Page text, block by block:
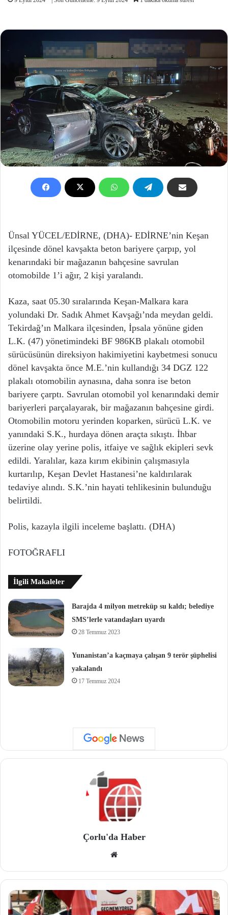
Ünsal YÜCEL/EDİRNE, (DHA)- EDİRNE’nin Keşan
ilçesinde dönel kavşakta beton bariyere çarpıp, yol
kenarındaki bir mağazanın bahçesine savrulan
otomobilde 1’i ağır, 2 kişi yaralandı.
Kaza, saat 05.30 sıralarında Keşan-Malkara kara
yolundaki Dr. Sadık Ahmet Kavşağı’nda meydan geldi.
Tekirdağ’ın Malkara ilçesinden, İpsala yönüne giden
L.K. (47) yönetimindeki BF 986KB plakalı otomobil
sürücüsünün direksiyon hakimiyetini kaybetmesi sonucu
dönel kavşakta önce M.E.’nin kullandığı 34 DGZ 122
plakalı otomobilin aynasına, daha sonra ise beton
bariyere çarptı. Savrulan otomobil yol kenarındaki demir
bariyerleri parçalayarak, bir mağazanın bahçesine girdi.
Otomobilin motoru yerinden koparken, sürücü L.K. ve
yanındaki S.K., hurdaya dönen araçta sıkıştı. İhbar
üzerine olay yerine polis, itfaiye ve sağlık ekipleri sevk
edildi. Yaralılar, kaza kırım ekibinin çalışmasıyla
kurtarılıp, Keşan Devlet Hastanesi’ne kaldırılarak
tedaviye alındı. S.K.’nin hayati tehlikesinin bulunduğu
belirtildi.
Polis, kazayla ilgili inceleme başlattı. (DHA)
FOTOĞRAFLI
İlgili Makaleler
Barajda 4 milyon metreküp su kaldı; belediye
SMS’lerle vatandaşları uyardı
28 Temmuz 2023
Yunanistan’a kaçmaya çalışan 9 terör şüphelisi
yakalandı
17 Temmuz 2024
Çorlu'da Haber
site
si